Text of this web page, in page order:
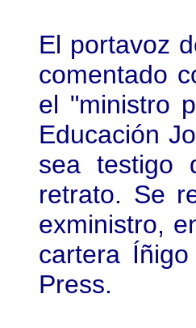
El portavoz
comentado
el "ministro
Educación
sea testigo
retrato. Se
exministro,
cartera
Press.